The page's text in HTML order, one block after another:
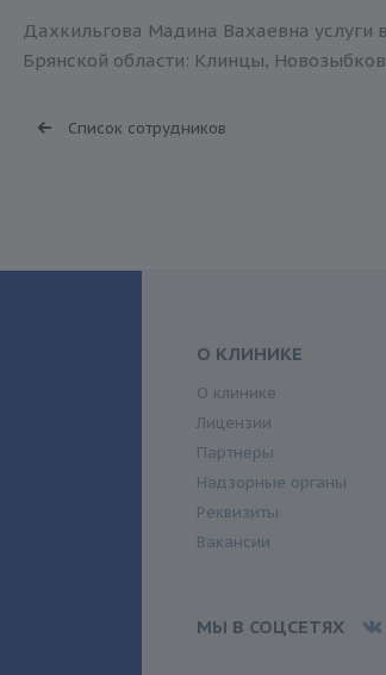
Дахкильгова Мадина Вахаевна услуги
Брянской области: Клинцы,
Список сотрудников
О КЛИНИКЕ
О клинике
Лицензии
Партнеры
Надзорные органы
Реквизиты
Вакансии
МЫ В СОЦСЕТЯХ